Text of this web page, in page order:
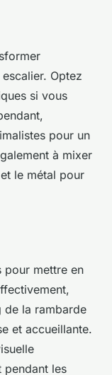
Optez
si vous
pour un
à mixer
le métal pour
pour mettre en
de la rambarde
et accueillante.
pendant les